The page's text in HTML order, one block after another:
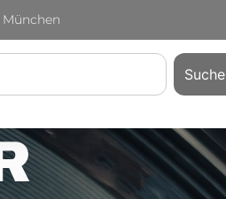
München
Suche